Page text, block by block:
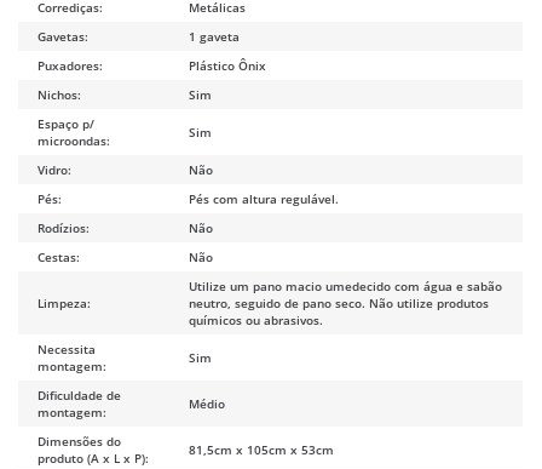
Corrediças:
Metálicas
Gavetas:
1 gaveta
Puxadores:
Plástico Ônix
Nichos:
Sim
Espaço p/
microondas:
Sim
Vidro:
Não
Pés:
Pés com altura regulável.
Rodízios:
Não
Cestas:
Não
Limpeza:
Utilize um pano macio umedecido com água e sabão
neutro, seguido de pano seco. Não utilize produtos
químicos ou abrasivos.
Necessita
montagem:
Sim
Dificuldade de
montagem:
Médio
Dimensões do
produto (A x L x P):
81,5cm x 105cm x 53cm